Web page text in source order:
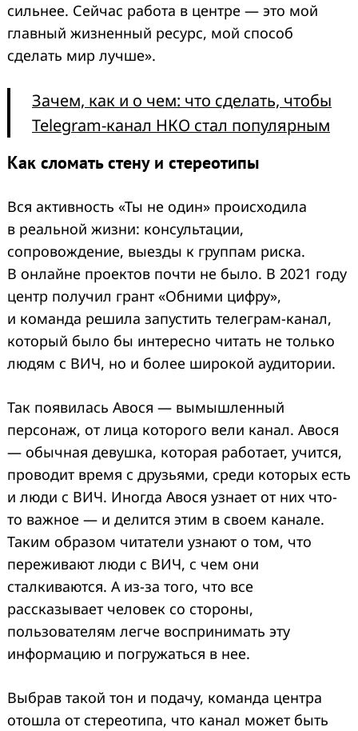
сильнее. Сейчас работа в центре — это мой
главный жизненный ресурс, мой способ
сделать мир лучше».
Зачем, как и о чем: что сделать, чтобы
Telegram-канал НКО стал популярным
Как сломать стену и стереотипы
Вся активность «Ты не один» происходила
в реальной жизни: консультации,
сопровождение, выезды к группам риска.
В онлайне проектов почти не было. В 2021 году
центр получил грант «Обними цифру»,
и команда решила запустить телеграм-канал,
который было бы интересно читать не только
людям с ВИЧ, но и более широкой аудитории.
Так появилась Авося — вымышленный
персонаж, от лица которого вели канал. Авося
— обычная девушка, которая работает, учится,
проводит время с друзьями, среди которых есть
и люди с ВИЧ. Иногда Авося узнает от них что-
то важное — и делится этим в своем канале.
Таким образом читатели узнают о том, что
переживают люди с ВИЧ, с чем они
сталкиваются. А из-за того, что все
рассказывает человек со стороны,
пользователям легче воспринимать эту
информацию и погружаться в нее.
Выбрав такой тон и подачу, команда центра
отошла от стереотипа, что канал может быть